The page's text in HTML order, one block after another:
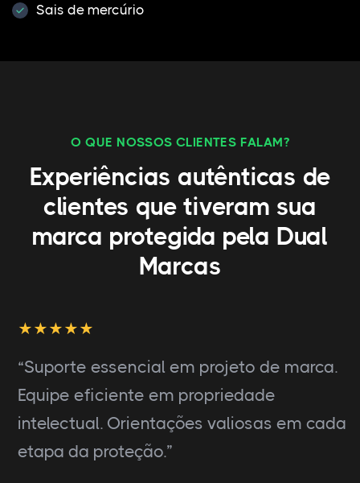
Sais de mercúrio
O QUE NOSSOS CLIENTES FALAM?
Experiências autênticas de
clientes que tiveram sua
marca protegida pela Dual
Marcas
“Suporte essencial em projeto de marca.
Equipe eficiente em propriedade
intelectual. Orientações valiosas em cada
etapa da proteção.”